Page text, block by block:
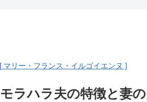
リー・フランス・イルゴイエンヌ ]
ラハラ夫の特徴と妻の